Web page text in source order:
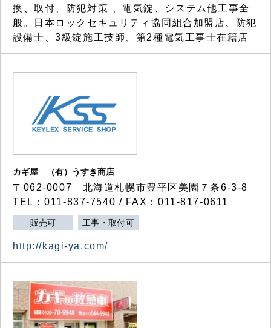
換、取付、防犯対策 、電気錠、システム他工事全
般。日本ロックセキュリティ協同組合加盟店、防犯
設備士、3級錠施工技師、第2種電気工事士在籍店
カギ屋 （有）うすき商店
〒062-0007 北海道札幌市豊平区美園７条6-3-8
TEL：011-837-7540 / FAX：011-817-0611
販売可 工事・取付可
http://kagi-ya.com/